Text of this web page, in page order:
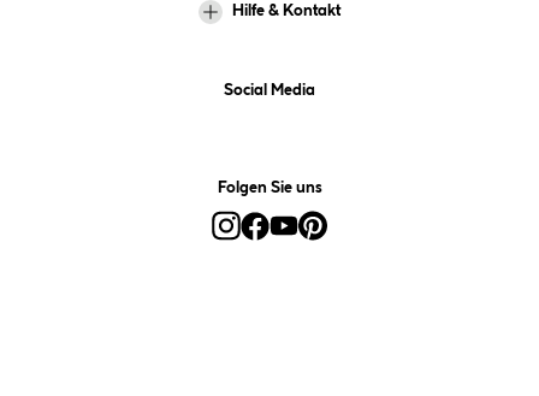
Hilfe & Kontakt
Social Media
Folgen Sie uns